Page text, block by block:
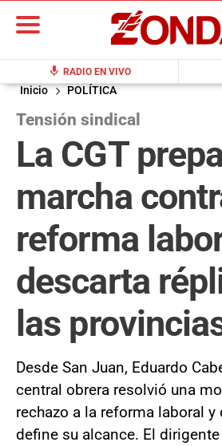
mic RADIO EN VIVO
Inicio POLÍTICA
Tensión sindical
La CGT
marcha
reforma
descarta
las
Desde San Juan, Eduardo
central obrera resolvió una
rechazo a la reforma laboral y
define su alcance. El